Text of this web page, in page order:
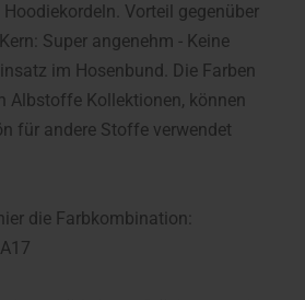
Vorteil gegenüber
Super angenehm - Keine
im Hosenbund. Die Farben
Albstoffe Kollektionen, können
für andere Stoffe verwendet
die Farbkombination: